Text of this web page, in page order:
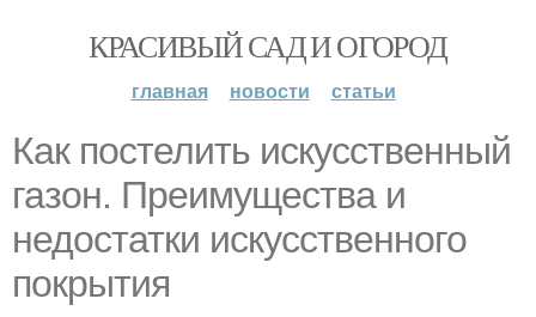
КРАСИВЫЙ САД И ОГОРОД
главная новости статьи
Как постелить искусственный
газон. Преимущества и
недостатки искусственного
покрытия